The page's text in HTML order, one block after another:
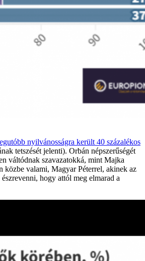
nyilvánosságra került 40 százalékos
tetszését jelenti). Orbán népszerűségét
váltódnak szavazatokká, mint Majka
közbe valami, Magyar Péterrel, akinek az
hogy attól meg elmarad a